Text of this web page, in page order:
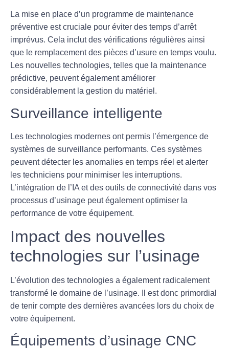
La mise en place d’un programme de maintenance
préventive est cruciale pour éviter des temps d’arrêt
imprévus. Cela inclut des vérifications régulières ainsi
que le remplacement des pièces d’usure en temps voulu.
Les nouvelles technologies, telles que la maintenance
prédictive, peuvent également améliorer
considérablement la gestion du matériel.
Surveillance intelligente
Les technologies modernes ont permis l’émergence de
systèmes de surveillance performants. Ces systèmes
peuvent détecter les anomalies en temps réel et alerter
les techniciens pour minimiser les interruptions.
L’intégration de l’IA et des outils de connectivité dans vos
processus d’usinage peut également optimiser la
performance de votre équipement.
Impact des nouvelles
technologies sur l’usinage
L’évolution des technologies a également radicalement
transformé le domaine de l’usinage. Il est donc primordial
de tenir compte des dernières avancées lors du choix de
votre équipement.
Équipements d’usinage CNC